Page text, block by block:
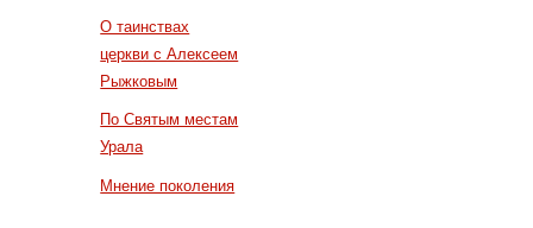
О таинствах
церкви с Алексеем
Рыжковым
По Святым местам
Урала
Мнение поколения